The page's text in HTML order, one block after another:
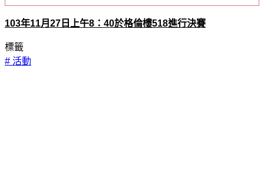
103年11月 27 日上午8 ： 40於格倫樓518進行決賽
標籤
# 活動